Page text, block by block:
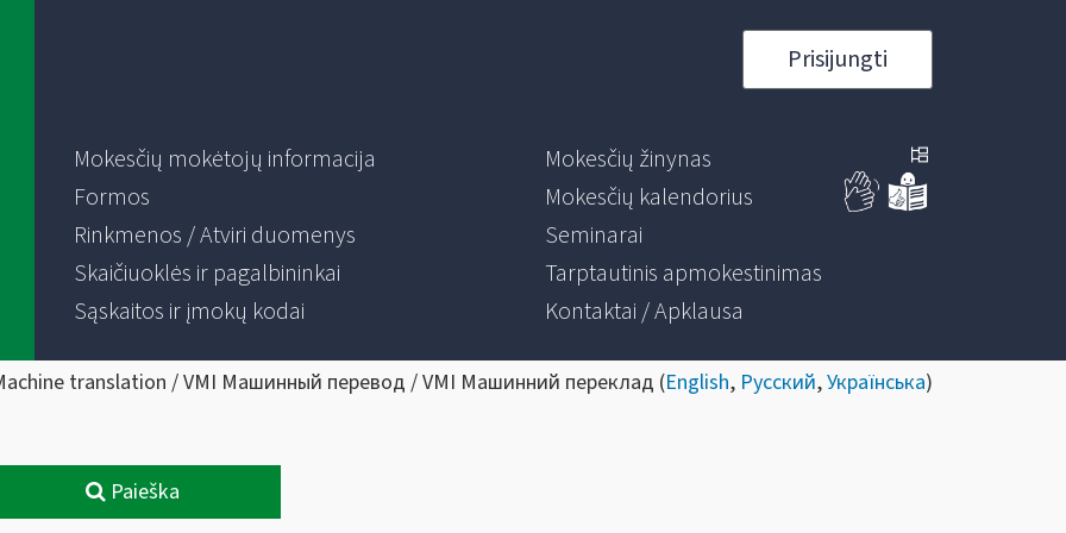
Prisijungti
Mokesčių mokėtojų informacija
Formos
Rinkmenos / Atviri duomenys
Skaičiuoklės ir pagalbininkai
Sąskaitos ir įmokų kodai
Mokesčių žinynas
Mokesčių kalendorius
Seminarai
Tarptautinis apmokestinimas
Kontaktai / Apklausa
translation / VMI Машинный перевод / VMI Машинний переклад (English, Русский,Українська)
Paieška